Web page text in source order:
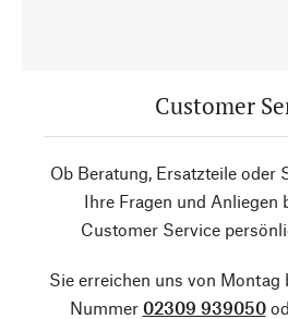
Customer
Ob Beratung, Ersatzteile oder
Ihre Fragen und Anliegen
Customer Service
Sie erreichen uns von Montag
Nummer 02309 939050